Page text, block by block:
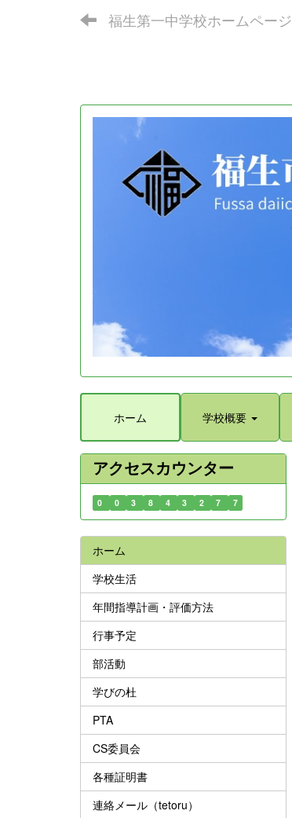
福生第一中学校ホームページ
ホーム 学校概要
アクセスカウンター
0 0 3 8 4 3 2 7 7
ホーム
学校生活
年間指導計画・評価方法
行事予定
部活動
学びの杜
PTA
CS委員会
各種証明書
連絡メール（tetoru）